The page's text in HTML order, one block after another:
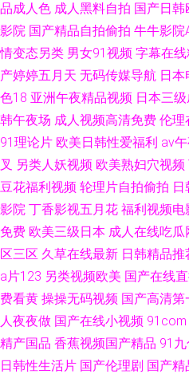
品成人色 成人黑料自拍 国产日韩
影院 国产精品自拍偷拍 牛牛影院
情变态另类 男女91视频 字幕在
产婷婷五月天 无码传媒导航 日本
色18 亚洲午夜精品视频 日本三
韩午夜场 成人视频高清免费 伦理
91理论片 欧美日韩性爱福利 av
叉 另类人妖视频 欧美熟妇穴视频
豆花福利视频 轮理片自拍偷拍 日
影院 丁香影视五月花 福利视频电
免费 欧美三级日本 成人在线吃瓜
区三区 久草在线最新 日韩精品推
a片123 另类视频欧美 国产在线
费看黄 操操无码视频 国产高清第
人夜夜做 国产在线小视频 91com
精产国品 香蕉视频国产精品 91
日韩性生活片 国产伦理剧 国产精